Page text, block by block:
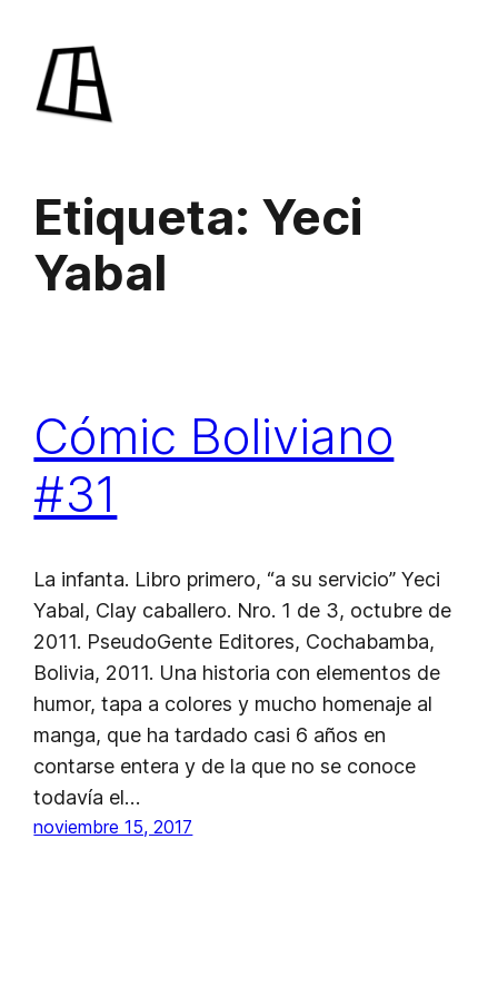
contenido
Etiqueta: Yeci
Yabal
Cómic Boliviano
#31
La infanta. Libro primero, “a su servicio” Yeci
Yabal, Clay caballero. Nro. 1 de 3, octubre de
2011. PseudoGente Editores, Cochabamba,
Bolivia, 2011. Una historia con elementos de
humor, tapa a colores y mucho homenaje al
manga, que ha tardado casi 6 años en
contarse entera y de la que no se conoce
todavía el…
noviembre 15, 2017